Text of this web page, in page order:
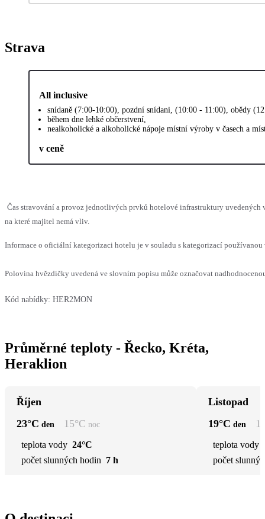
Strava
All inclusive
snídaně (7:00-10:00), pozdní snídani, (10:00 - 11:00), obědy
během dne lehké občerstvení,
nealkoholické a alkoholické nápoje místní výroby v časech a
v ceně
Čas stravování a provoz jednotlivých prvků hotelové infrastruktury uvedených
na které majitel nemá vliv.
Informace o oficiální kategorizaci hotelu je v souladu s kategorizací
Polovina hvězdičky uvedená ve slovním popisu může označovat
Kód nabídky: HER2MON
Průměrné teploty - Řecko, Kréta,
Heraklion
Říjen
23°C den 15°C noc
teplota vody 24°C
počet slunných hodin 7 h
Listopad
19°C den
teplota vody
počet